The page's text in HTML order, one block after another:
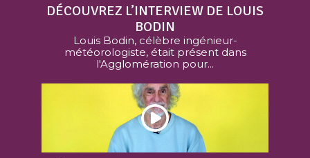
DÉCOUVREZ L’INTERVIEW DE LOUIS
BODIN
Louis Bodin, célèbre ingénieur-
météorologiste, était présent dans
l'Agglomération pour...